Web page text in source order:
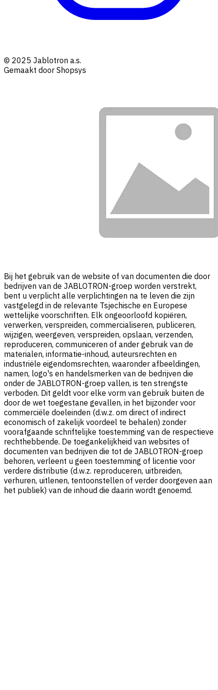
© 2025 Jablotron a.s.
Gemaakt door Shopsys
Bij het gebruik van de website of van documenten die door
bedrijven van de JABLOTRON-groep worden verstrekt,
bent u verplicht alle verplichtingen na te leven die zijn
vastgelegd in de relevante Tsjechische en Europese
wettelijke voorschriften. Elk ongeoorloofd kopiëren,
verwerken, verspreiden, commercialiseren, publiceren,
wijzigen, weergeven, verspreiden, opslaan, verzenden,
reproduceren, communiceren of ander gebruik van de
materialen, informatie-inhoud, auteursrechten en
industriële eigendomsrechten, waaronder afbeeldingen,
namen, logo's en handelsmerken van de bedrijven die
onder de JABLOTRON-groep vallen, is ten strengste
verboden. Dit geldt voor elke vorm van gebruik buiten de
door de wet toegestane gevallen, in het bijzonder voor
commerciële doeleinden (d.w.z. om direct of indirect
economisch of zakelijk voordeel te behalen) zonder
voorafgaande schriftelijke toestemming van de respectieve
rechthebbende. De toegankelijkheid van websites of
documenten van bedrijven die tot de JABLOTRON-groep
behoren, verleent u geen toestemming of licentie voor
verdere distributie (d.w.z. reproduceren, uitbreiden,
verhuren, uitlenen, tentoonstellen of verder doorgeven aan
het publiek) van de inhoud die daarin wordt genoemd.